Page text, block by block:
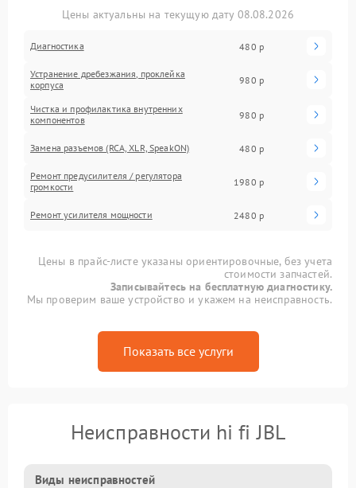
Цены актуальны на текущую дату 08.08.2026
Диагностика 480 р
Устранение дребезжания, проклейка
корпуса
980 р
Чистка и профилактика внутренних
компонентов
980 р
Замена разъемов (RCA, XLR, SpeakON) 480 р
Ремонт предусилителя / регулятора
громкости
1980 р
Ремонт усилителя мощности 2480 р
Цены в прайс-листе указаны ориентировочные, без учета
стоимости запчастей.
Записывайтесь на бесплатную диагностику.
Мы проверим ваше устройство и укажем на неисправность.
Показать все услуги
Неисправности hi fi JBL
Виды неисправностей